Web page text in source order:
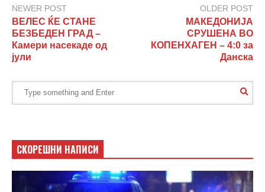
NEWER POST
ВЕЛЕС ЌЕ СТАНЕ
БЕЗБЕДЕН ГРАД –
Камери насекаде од
јули
OLDER POST
МАКЕДОНИЈА
СРУШЕНА ВО
КОПЕНХАГЕН – 4:0 за
Данска
СКОРЕШНИ НАПИСИ